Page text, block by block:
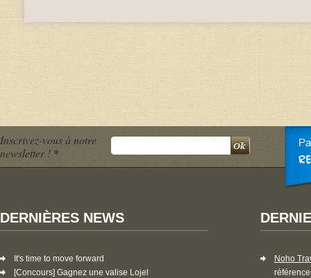
Inscrivez-vous à notre
newsletter ! *
DERNIÈRES NEWS
It's time to move forward
[Concours] Gagnez une valise Lojel
Noho